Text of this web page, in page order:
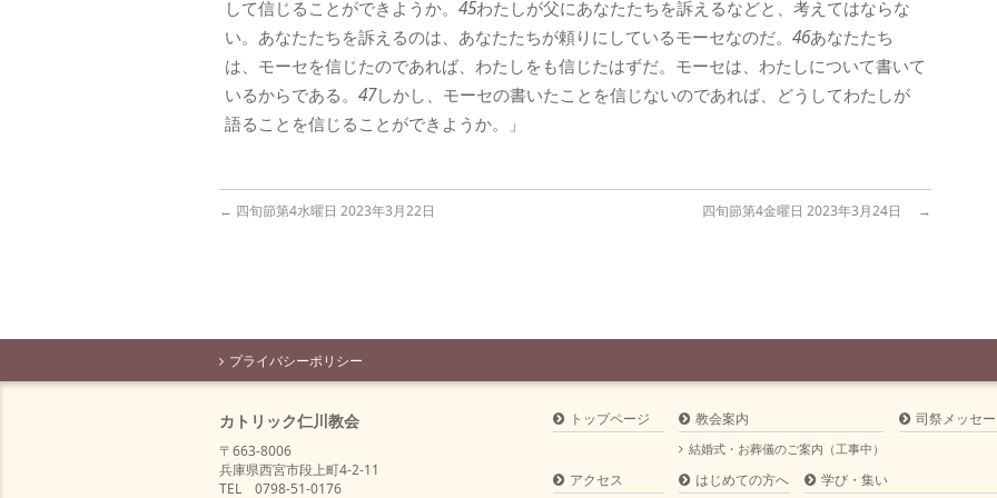
して信じることができようか。 45わたしが父にあなたたちを訴えるなどと、考えてはならな
い。あなたたちを訴えるのは、あなたたちが頼りにしているモーセなのだ。 46あなたたち
は、モーセを信じたのであれば、わたしをも信じたはずだ。モーセは、わたしについて書いて
いるからである。 47しかし、モーセの書いたことを信じないのであれば、どうしてわたしが
語ることを信じることができようか。」
← 四旬節第4水曜日 2023年3月22日 四旬節第4金曜日 2023年3月24日 →
プライバシーポリシー
カトリック仁川教会
〒663-8006
兵庫県西宮市段上町4-2-11
TEL 0798-51-0176
トップページ 教会案内
結婚式・お葬儀のご案内（工事中）
司祭メッセ
アクセス はじめての方へ 学び・集い